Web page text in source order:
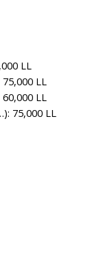
LL
LL
LL
75,000 LL